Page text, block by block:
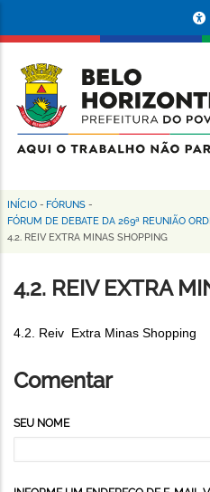
conteúdo
principal
da
Prefeitura
de
Horizonte
Trilha
de
navegação
INÍCIO - FÓRUNS -
FÓRUM DE DEBATE DA 269ª REUNIÃO
4.2. REIV EXTRA MINAS SHOPPING
4.2. REIV EXTRA
4.2. Reiv Extra Minas Shopping
Comentar
SEU NOME